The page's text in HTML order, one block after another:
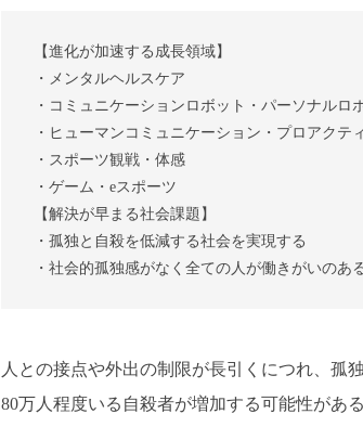
【進化が加速する成長領域】
・メンタルヘルスケア
・コミュニケーションロボット・パーソナルロ
・ヒューマンコミュニケーション・プロアクテ
・スポーツ観戦・体感
・ゲーム・eスポーツ
【解決が早まる社会課題】
・孤独と自殺を低減する社会を実現する
・社会的孤独感がなく全ての人が働きがいのあ
人との接点や外出の制限が長引くにつれ、孤
80万人程度いる自殺者が増加する可能性がある